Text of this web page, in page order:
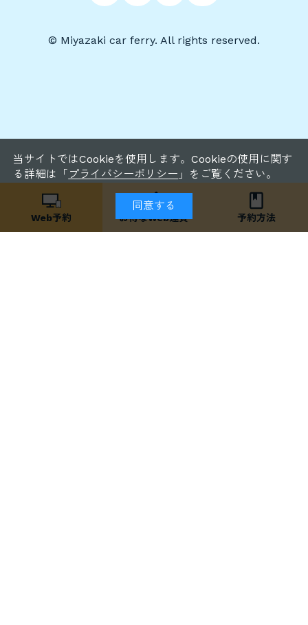
当サイトではCookieを使用します。Cookieの使用に関す
る詳細は「 プライバシーポリシー 」をご覧ください。
同意する
© Miyazaki car ferry. All rights reserved.
Web予約 お得なWeb運賃 予約方法